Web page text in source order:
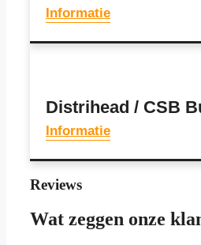
Informatie
Distrihead / CSB
Informatie
Reviews
Wat zeggen onze